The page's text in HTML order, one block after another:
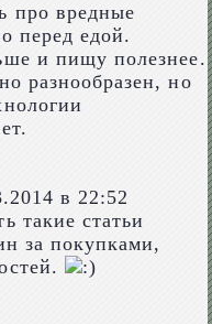
про вредные
перед едой.
и пищу полезнее.
разнообразен, но
в 22:52
такие статьи
за покупками,